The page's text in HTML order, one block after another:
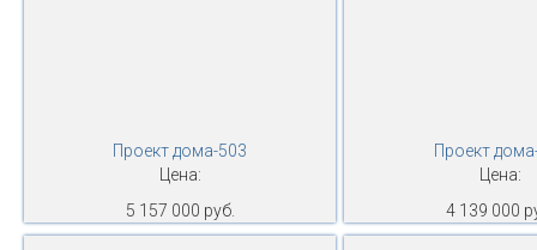
Проект дома-503
Цена:
5 157 000 руб.
Проект
Цена:
4 139 000